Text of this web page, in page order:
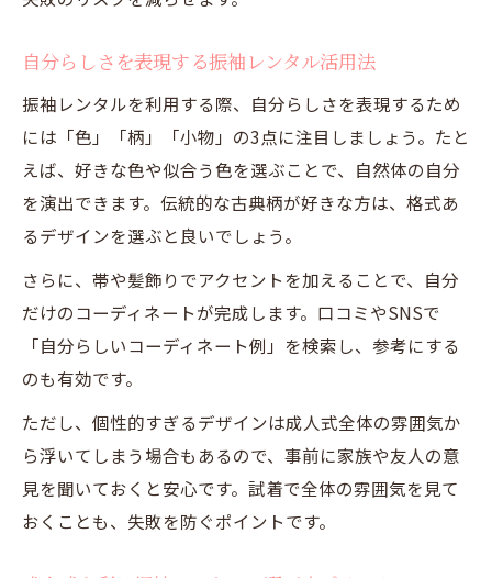
自分らしさを表現する振袖レンタル活用法
振袖レンタルを利用する際、自分らしさを表現するため
には「色」「柄」「小物」の3点に注目しましょう。たと
えば、好きな色や似合う色を選ぶことで、自然体の自分
を演出できます。伝統的な古典柄が好きな方は、格式あ
るデザインを選ぶと良いでしょう。
さらに、帯や髪飾りでアクセントを加えることで、自分
だけのコーディネートが完成します。口コミやSNSで
「自分らしいコーディネート例」を検索し、参考にする
のも有効です。
ただし、個性的すぎるデザインは成人式全体の雰囲気か
ら浮いてしまう場合もあるので、事前に家族や友人の意
見を聞いておくと安心です。試着で全体の雰囲気を見て
おくことも、失敗を防ぐポイントです。